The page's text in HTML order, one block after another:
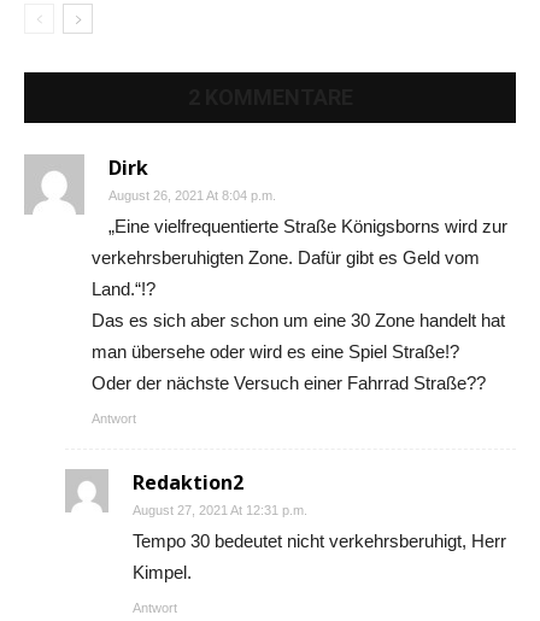
Dirk
August 26, 2021 At 8:04 p.m.
„Eine vielfrequentierte Straße Königsborns wird zur
verkehrsberuhigten Zone. Dafür gibt es Geld vom
Land.“!?
Das es sich aber schon um eine 30 Zone handelt hat
man übersehe oder wird es eine Spiel Straße!?
Oder der nächste Versuch einer Fahrrad Straße??
Antwort
Redaktion2
August 27, 2021 At 12:31 p.m.
Tempo 30 bedeutet nicht verkehrsberuhigt, Herr
Kimpel.
Antwort